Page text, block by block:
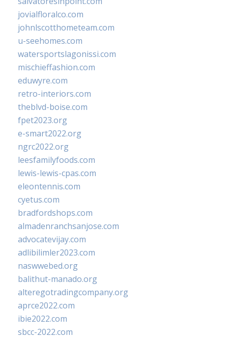
jovialfloralco.com
johnlscotthometeam.com
u-seehomes.com
watersportslagonissi.com
mischieffashion.com
eduwyre.com
retro-interiors.com
theblvd-boise.com
fpet2023.org
e-smart2022.org
ngrc2022.org
leesfamilyfoods.com
lewis-lewis-cpas.com
eleontennis.com
cyetus.com
bradfordshops.com
almadenranchsanjose.com
advocatevijay.com
adlibilimler2023.com
naswwebed.org
balithut-manado.org
alteregotradingcompany.org
aprce2022.com
ibie2022.com
sbcc-2022.com